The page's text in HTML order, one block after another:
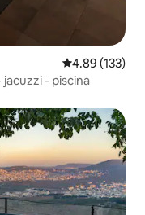
Calificación
4.89 (133)
jacuzzi - piscina